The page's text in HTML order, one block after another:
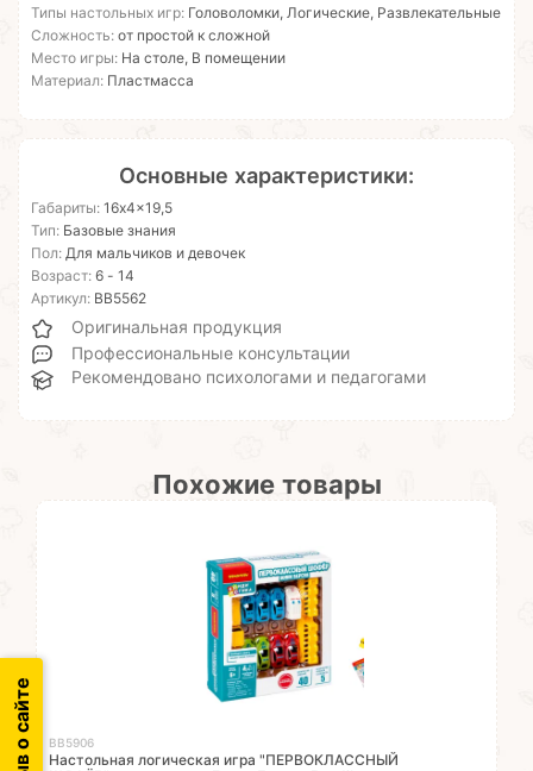
Типы настольных игр: Головоломки, Логические, Развлекательные
Сложность: от простой к сложной
Место игры: На столе, В помещении
Материал: Пластмасса
Основные характеристики:
Габариты: 16x4x19,5
Тип: Базовые знания
Пол: Для мальчиков и девочек
Возраст: 6 - 14
Артикул: ВВ5562
Оригинальная продукция
Профессиональные консультации
Рекомендовано психологами и педагогами
Похожие товары
ВВ5906
Настольная логическая игра "ПЕРВОКЛАССНЫЙ